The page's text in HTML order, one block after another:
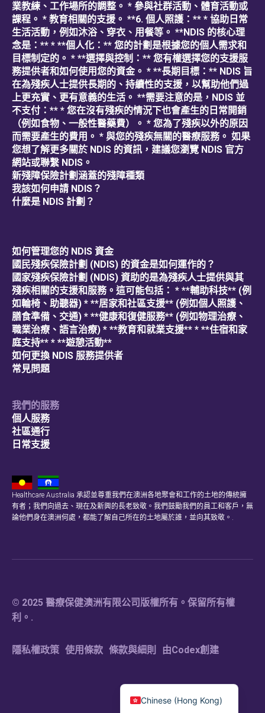
業教練、工作場所的調整。 * 參與社群活動、體育活動或
課程。 * 教育相關的支援。 **6. 個人照護：** * 協助日常
生活活動，例如沐浴、穿衣、用餐等。 **NDIS 的核心理
念是：** * **個人化：** 您的計劃是根據您的個人需求和
目標制定的。 * **選擇與控制：** 您有權選擇您的支援服
務提供者和如何使用您的資金。 * **長期目標：** NDIS 旨
在為殘疾人士提供長期的、持續性的支援，以幫助他們過
上更充實、更有意義的生活。 **需要注意的是，NDIS 並
不支付：** * 您在沒有殘疾的情況下也會產生的日常開銷
（例如食物、一般性醫藥費）。 * 您為了殘疾以外的原因
而需要產生的費用。 * 與您的殘疾無關的醫療服務。 如果
您想了解更多關於 NDIS 的資訊，建議您瀏覽 NDIS 官方
網站或聯繫 NDIS。
新殘障保險計劃涵蓋的殘障種類
我該如何申請 NDIS？
什麼是 NDIS 計劃？
如何管理您的 NDIS 資金
國民殘疾保險計劃 (NDIS) 的資金是如何運作的？
國家殘疾保險計劃 (NDIS) 資助的是為殘疾人士提供與其
殘疾相關的支援和服務。這可能包括： * **輔助科技** (例
如輪椅、助聽器) * **居家和社區支援** (例如個人照護、
膳食準備、交通) * **健康和復健服務** (例如物理治療、
職業治療、語言治療) * **教育和就業支援** * **住宿和家
庭支持** * **遊憩活動**
如何更換 NDIS 服務提供者
常見問題
我們的服務
個人服務
社區通行
日常支援
Healthcare Australia 承認並尊重我們在澳洲各地聚會和工作的土地的傳統擁
有者；我們向過去、現在及新興的長老致敬。我們鼓勵我們的員工和客戶，無
論他們身在澳洲何處，都能了解自己所在的土地屬於誰，並向其致敬。.
© 2025 醫療保健澳洲有限公司版權所有。保留所有權
利。.
隱私權政策 使用條款 條款與細則 由Codex創建
Chinese (Hong Kong)